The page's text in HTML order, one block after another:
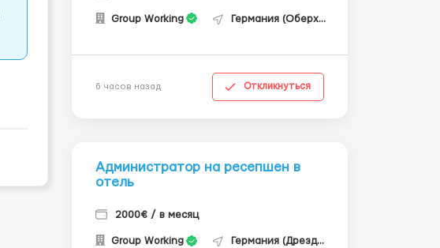
Group Working Германия (Оберхаузен)
6 часов назад Откликнуться
Администратор на ресепшен в
отель
2000€ / в месяц
Group Working Германия (Дрезден)